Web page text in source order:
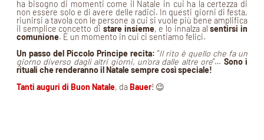
ha bisogno di momenti come il Natale in cui ha la certezza di
non essere solo e di avere delle radici. In questi giorni di festa,
riunirsi a tavola con le persone a cui si vuole più bene amplifica
il semplice concetto di stare insieme, e lo innalza alsentirsi in
comunione. È un momento in cui ci sentiamo felici.
Un passo del Piccolo Principe recita: “Il rito è quello che fa un
giorno diverso dagli altri giorni, un’ora dalle altre ore“… Sono i
rituali che renderanno il Natale sempre così speciale!
Tanti auguri di Buon Natale, daBauer! 😉